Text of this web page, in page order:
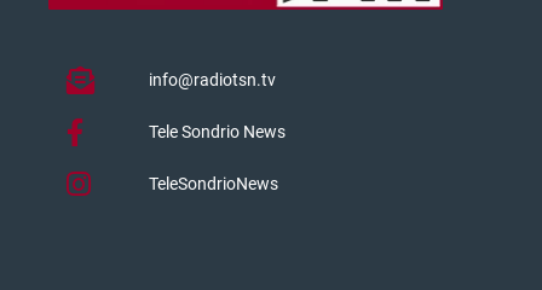
info@radiotsn.tv
Tele Sondrio News
TeleSondrioNews